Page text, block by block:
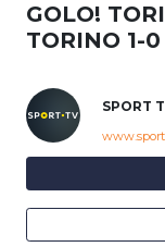
GOLO!
TORINO 1-
SPORT